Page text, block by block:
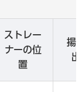
ストレー
ナーの位
置
揚